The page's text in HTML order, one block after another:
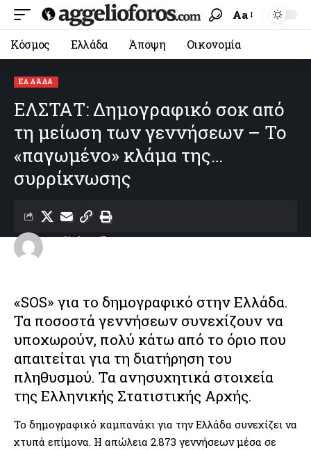
Aa
Κόσμος Ελλάδα Άποψη Οικονομία
ΕΛΛΆΔΑ
ΕΛΣΤΑΤ: Δημογραφικό σοκ από
τη μείωση των γεννήσεων – Το
«παγωμένο» κλάμα της…
συρρίκνωσης
Last updated: 18/06/2026 22:23
aggelioforos
«SOS» για το δημογραφικό στην Ελλάδα.
Τα ποσοστά γεννήσεων συνεχίζουν να
υποχωρούν, πολύ κάτω από το όριο που
απαιτείται για τη διατήρηση του
πληθυσμού. Τα ανησυχητικά στοιχεία
της Ελληνικής Στατιστικής Αρχής.
Το δημογραφικό καμπανάκι για την Ελλάδα συνεχίζει να
χτυπά επίμονα. Η απώλεια 2.873 γεννήσεων μέσα σε